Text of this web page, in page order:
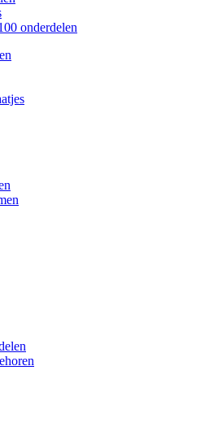
onderdelen